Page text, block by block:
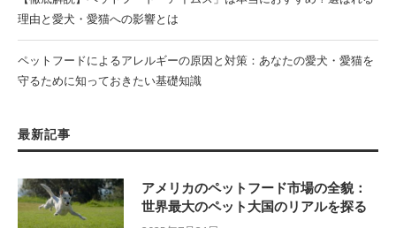
理由と愛犬・愛猫への影響とは
ペットフードによるアレルギーの原因と対策：あなたの愛犬・愛猫を
守るために知っておきたい基礎知識
最新記事
アメリカのペットフード市場の全貌：
世界最大のペット大国のリアルを探る